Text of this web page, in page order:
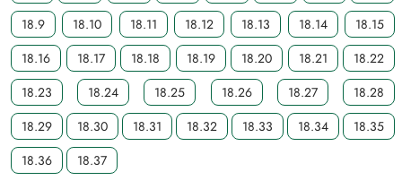
18.9
18.10 18.11 18.12 18.13 18.14
18.15
18.16
18.17 18.18 18.19 18.20 18.21
18.22
18.23
18.24 18.25 18.26 18.27
18.28
18.29
18.30 18.31 18.32 18.33 18.34
18.35
18.36
18.37